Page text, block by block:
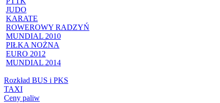
JUDO
KARATE
ROWEROWY RADZYŃ
MUNDIAL 2010
PIŁKA NOŻNA
EURO 2012
MUNDIAL 2014
Rozkład BUS i PKS
TAXI
Ceny paliw